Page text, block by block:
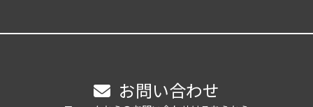
お問い合わせ